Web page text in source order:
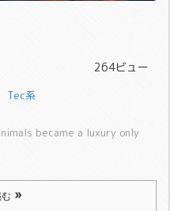
264ビュー
Tec系
became a luxury only